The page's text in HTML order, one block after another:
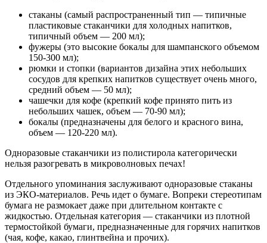
стаканы (самый распространенный тип — типичные
пластиковые стаканчики для холодных напитков,
типичный объем — 200 мл);
фужеры (это высокие бокалы для шампанского объемом
150-300 мл);
рюмки и стопки (вариантов дизайна этих небольших
сосудов для крепких напитков существует очень много,
средний объем — 50 мл);
чашечки для кофе (крепкий кофе принято пить из
небольших чашек, объем — 70-90 мл);
бокалы (предназначены для белого и красного вина,
объем — 120-220 мл).
Одноразовые стаканчики из полистирола категорически
нельзя разогревать в микроволновых печах!
Отдельного упоминания заслуживают одноразовые стаканы
из ЭКО-материалов. Речь идет о бумаге. Вопреки стереотипам
бумага не размокает даже при длительном контакте с
жидкостью. Отдельная категория — стаканчики из плотной
термостойкой бумаги, предназначенные для горячих напитков
(чая, кофе, какао, глинтвейна и прочих).